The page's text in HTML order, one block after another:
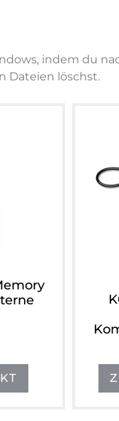
indem du
Dateien löschst.